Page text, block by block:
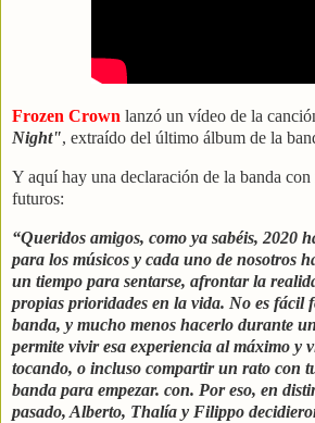
Frozen Crown lanzó un vídeo de la
Night", extraído del último álbum de la
Y aquí hay una declaración de la banda con
futuros:
“Queridos amigos, como ya sabéis, 2020
para los músicos y cada uno de nosotros
un tiempo para sentarse, afrontar la
propias prioridades en la vida. No es fácil
banda, y mucho menos hacerlo durante
permite vivir esa experiencia al máximo y
tocando, o incluso compartir un rato con
banda para empezar. con. Por eso, en
pasado, Alberto, Thalía y Filippo